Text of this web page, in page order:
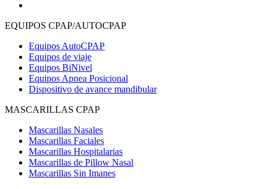
EQUIPOS CPAP/AUTOCPAP
Equipos AutoCPAP
Equipos de viaje
Equipos BiNivel
Equipos Apnea Posicional
Dispositivo de avance mandibular
MASCARILLAS CPAP
Mascarillas Nasales
Mascarillas Faciales
Mascarillas Hospitalarias
Mascarillas de Pillow Nasal
Mascarillas Sin Imanes